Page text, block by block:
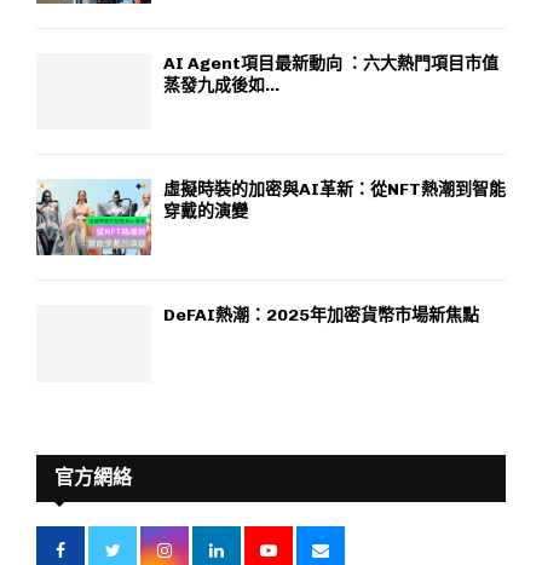
AI Agent項目最新動向 ：六大熱門項目市值
蒸發九成後如...
虛擬時裝的加密與AI革新：從NFT熱潮到智能
穿戴的演變
DeFAI熱潮：2025年加密貨幣市場新焦點
官方網絡